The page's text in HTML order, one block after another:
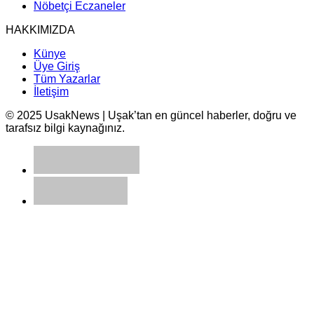
Nöbetçi Eczaneler
HAKKIMIZDA
Künye
Üye Giriş
Tüm Yazarlar
İletişim
© 2025 UsakNews | Uşak’tan en güncel haberler, doğru ve
tarafsız bilgi kaynağınız.